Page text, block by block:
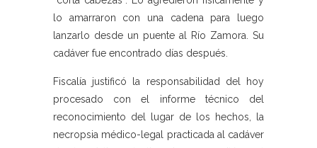
lo amarraron con una cadena para luego
lanzarlo desde un puente al Río Zamora. Su
cadáver fue encontrado días después.
Fiscalía justificó la responsabilidad del hoy
procesado con el informe técnico del
reconocimiento del lugar de los hechos, la
necropsia médico-legal practicada al cadáver